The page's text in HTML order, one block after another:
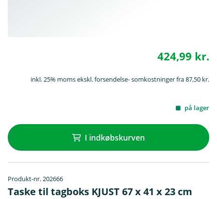
424,99 kr.
inkl. 25% moms ekskl. forsendelse- somkostninger fra 87,50 kr.
på lager
I indkøbskurven
Produkt-nr. 202666
Taske til tagboks KJUST 67 x 41 x 23 cm